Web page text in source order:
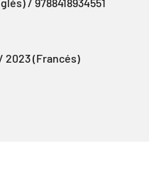
/ 2023(Francés)